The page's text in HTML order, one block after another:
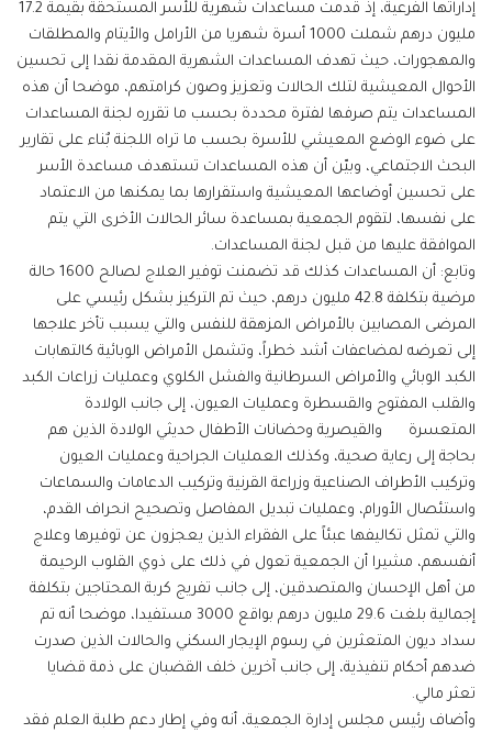
إداراتها الفرعية، إذ قدمت مساعدات شهرية للأسر المستحقة بقيمة 17.2
مليون درهم شملت 1000 أسرة شهريا من الأرامل والأيتام والمطلقات
والمهجورات، حيث تهدف المساعدات الشهرية المقدمة نقدا إلى تحسين
الأحوال المعيشية لتلك الحالات وتعزيز وصون كرامتهم، موضحا أن هذه
المساعدات يتم صرفها لفترة محددة بحسب ما تقرره لجنة المساعدات
على ضوء الوضع المعيشي للأسرة بحسب ما تراه اللجنة بٌناء على تقارير
البحث الاجتماعي، وبيّن أن هذه المساعدات تستهدف مساعدة الأسر
على تحسين أوضاعها المعيشية واستقرارها بما يمكنها من الاعتماد
على نفسها، لتقوم الجمعية بمساعدة سائر الحالات الأخرى التي يتم
الموافقة عليها من قبل لجنة المساعدات.
وتابع: أن المساعدات كذلك قد تضمنت توفير العلاج لصالح 1600 حالة
مرضية بتكلفة 42.8 مليون درهم، حيث تم التركيز بشكل رئيسي على
المرضى المصابين بالأمراض المزهقة للنفس والتي يسبب تأخر علاجها
إلى تعرضه لمضاعفات أشد خطراً، وتشمل الأمراض الوبائية كالتهابات
الكبد الوبائي والأمراض السرطانية والفشل الكلوي وعمليات زراعات الكبد
والقلب المفتوح والقسطرة وعمليات العيون، إلى جانب الولادة
المتعسرة والقيصرية وحضانات الأطفال حديثي الولادة الذين هم
بحاجة إلى رعاية صحية، وكذلك العمليات الجراحية وعمليات العيون
وتركيب الأطراف الصناعية وزراعة القرنية وتركيب الدعامات والسماعات
واستئصال الأورام، وعمليات تبديل المفاصل وتصحيح انحراف القدم،
والتي تمثل تكاليفها عبئاً على الفقراء الذين يعجزون عن توفيرها وعلاج
أنفسهم، مشيرا أن الجمعية تعول في ذلك على ذوي القلوب الرحيمة
من أهل الإحسان والمتصدقين، إلى جانب تفريج كربة المحتاجين بتكلفة
إجمالية بلغت 29.6 مليون درهم بواقع 3000 مستفيدا، موضحا أنه تم
سداد ديون المتعثرين في رسوم الإيجار السكني والحالات الذين صدرت
ضدهم أحكام تنفيذية، إلى جانب آخرين خلف القضبان على ذمة قضايا
تعثر مالي.
وأضاف رئيس مجلس إدارة الجمعية، أنه وفي إطار دعم طلبة العلم فقد